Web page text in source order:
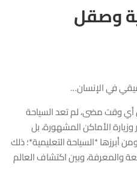
وصقل
في الإنسان…
وقت مضى، لم تعد السياحة
الأماكن المشهورة، بل
أبرزها *السياحة التعليمية*؛ ذلك
والمعرفة، وبين اكتشاف العالم